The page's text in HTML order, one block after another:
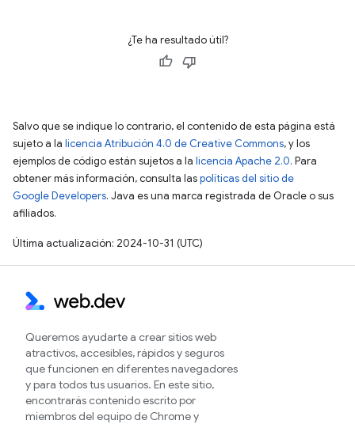
¿Te ha resultado útil?
Salvo que se indique lo contrario, el contenido de esta página está
sujeto a la licencia Atribución 4.0 de Creative Commons, y los
ejemplos de código están sujetos a la licencia Apache 2.0. Para
obtener más información, consulta laspolíticas del sitio de
Google Developers. Java es una marca registrada de Oracle o sus
afiliados.
Última actualización: 2024-10-31 (UTC)
Queremos ayudarte a crear sitios web
atractivos, accesibles, rápidos y seguros
que funcionen en diferentes navegadores
y para todos tus usuarios. En este sitio,
encontrarás contenido escrito por
miembros del equipo de Chrome y